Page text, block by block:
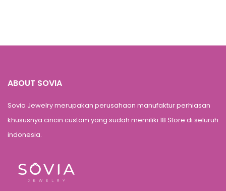
ABOUT SOVIA
Sovia Jewelry merupakan perusahaan manufaktur perhiasan
khususnya cincin custom yang sudah memiliki 18 Store di seluruh
indonesia.